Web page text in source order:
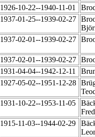
1926-10-22--1940-11-01
1937-01-25--1939-02-27
1937-02-01--1939-02-27
1937-02-01--1939-02-27
1931-04-04--1942-12-11
1927-05-02--1951-12-28
1931-10-22--1953-11-05
1915-11-03--1944-02-29